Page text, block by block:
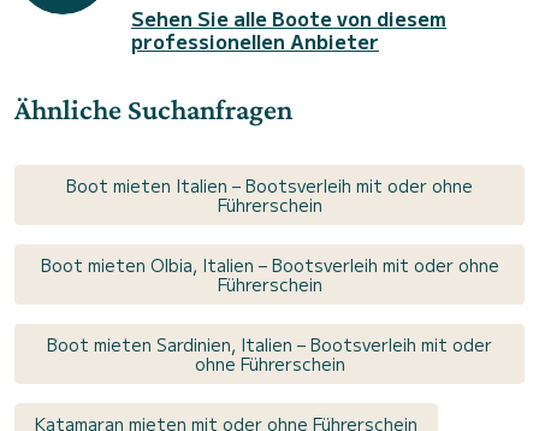
Sehen Sie alle Boote von diesem
professionellen Anbieter
Ähnliche Suchanfragen
Boot mieten Italien – Bootsverleih mit oder ohne
Führerschein
Boot mieten Olbia, Italien – Bootsverleih mit oder ohne
Führerschein
Boot mieten Sardinien, Italien – Bootsverleih mit oder
ohne Führerschein
Katamaran mieten mit oder ohne Führerschein